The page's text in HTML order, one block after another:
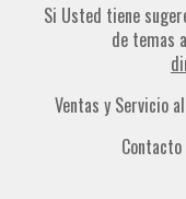
Si Usted tiene
de temas
Ventas y Servicio